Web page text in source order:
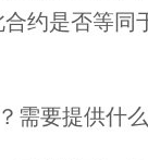
约是否等同
需要提供什